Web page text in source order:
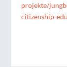
projekte/
citizenship-